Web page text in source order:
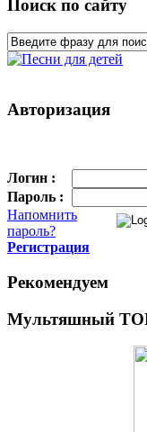
Поиск по сайту
Авторизация
Логин :
Пароль :
Напомнить
пароль?
Регистрация
Рекомендуем
Мультяшный